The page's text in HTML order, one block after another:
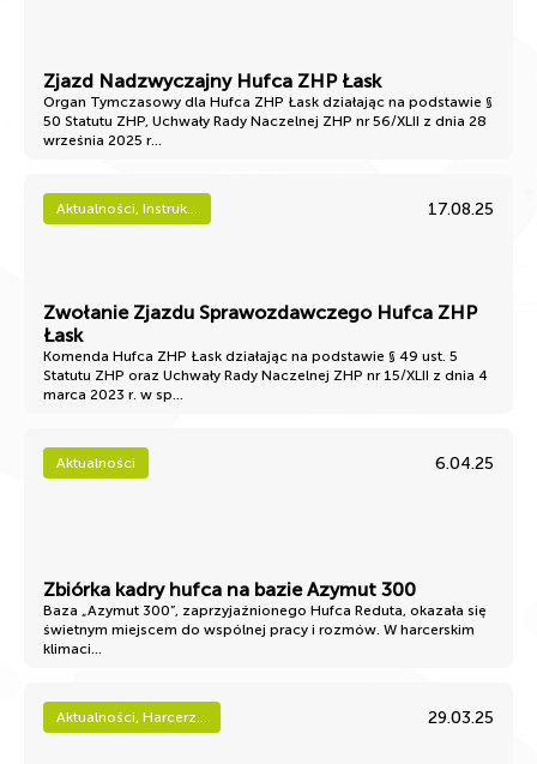
Zjazd Nadzwyczajny Hufca ZHP Łask
Organ Tymczasowy dla Hufca ZHP Łask działając na podstawie §
50 Statutu ZHP, Uchwały Rady Naczelnej ZHP nr 56/XLII z dnia 28
września 2025 r...
Aktualności, Instruk... 17.08.25
Zwołanie Zjazdu Sprawozdawczego Hufca ZHP
Łask
Komenda Hufca ZHP Łask działając na podstawie § 49 ust. 5
Statutu ZHP oraz Uchwały Rady Naczelnej ZHP nr 15/XLII z dnia 4
marca 2023 r. w sp...
Aktualności 6.04.25
Zbiórka kadry hufca na bazie Azymut 300
Baza „Azymut 300”, zaprzyjaźnionego Hufca Reduta, okazała się
świetnym miejscem do wspólnej pracy i rozmów. W harcerskim
klimaci...
Aktualności, Harcerz... 29.03.25